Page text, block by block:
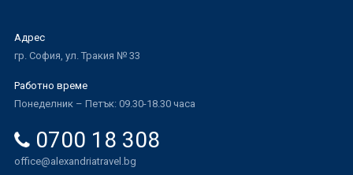
Адрес
гр. София, ул. Тракия № 33
Работно време
Понеделник – Петък: 09.30-18.30 часа
0700 18 308
office@alexandriatravel.bg